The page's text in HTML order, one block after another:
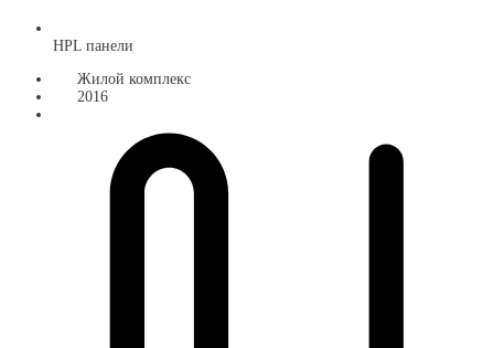
HPL панели
Жилой комплекс
2016